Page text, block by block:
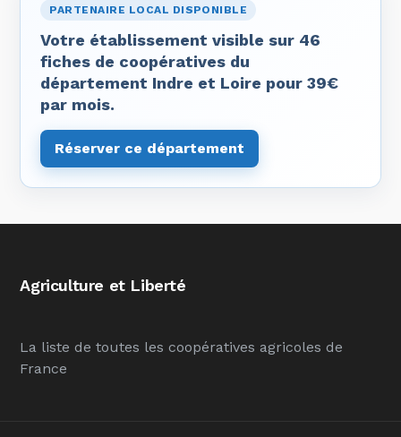
PARTENAIRE LOCAL DISPONIBLE
Votre établissement visible sur 46
fiches de coopératives du
département Indre et Loire pour 39€
par mois.
Réserver ce département
Agriculture et Liberté
La liste de toutes les coopératives agricoles de
France